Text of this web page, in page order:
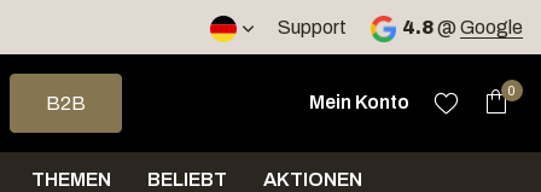
Support 4.8@ Google
nach oben und unten, um das verfügbare Ergebnis
B2B
Mein Konto
0
THEMEN BELIEBT AKTIONEN